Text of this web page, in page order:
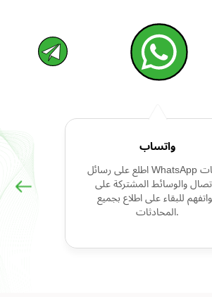
واتساب
اطلع على رسائل WhatsApp وجهات
والوسائط المشتركة على
للبقاء على اطلاع بجميع
المحادثات.